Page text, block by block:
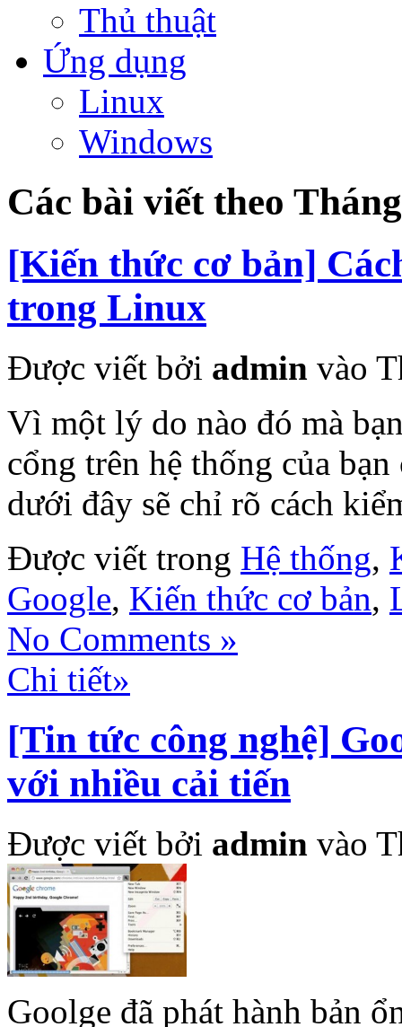
Thủ thuật
Ứng dụng
Linux
Windows
Các bài viết theo
[Kiến thức cơ bản]
trong Linux
Được viết bởi admin vào
Vì một lý do nào đó mà
cổng trên hệ thống của
dưới đây sẽ chỉ rõ cách
Được viết trong Hệ thống,
Google, Kiến thức cơ bản,
No Comments »
Chi tiết»
[Tin tức công nghệ]
với nhiều cải tiến
Được viết bởi admin vào
Goolge đã phát hành bản